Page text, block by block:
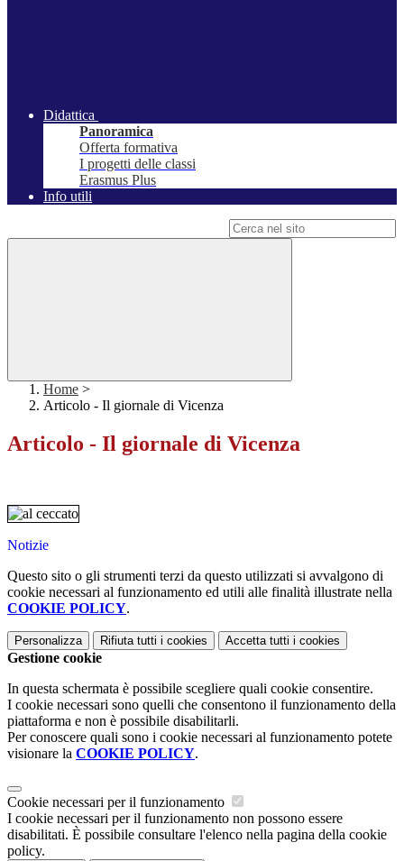
Didattica
Panoramica
Offerta formativa
I progetti delle classi
Erasmus Plus
Info utili
Home >
Articolo - Il giornale di Vicenza
Articolo - Il giornale di Vicenza
Notizie
Questo sito o gli strumenti terzi da questo utilizzati si avvalgono di
cookie necessari al funzionamento ed utili alle finalità illustrate nella
COOKIE POLICY.
Personalizza Rifiuta tutti i cookies Accetta tutti i cookies
Gestione cookie
In questa schermata è possibile scegliere quali cookie consentire.
I cookie necessari sono quelli che consentono il funzionamento della
piattaforma e non è possibile disabilitarli.
Per conoscere quali sono i cookie necessari al funzionamento potete
visionare la COOKIE POLICY.
Cookie necessari per il funzionamento
I cookie necessari per il funzionamento non possono essere
disabilitati. È possibile consultare l'elenco nella pagina della cookie
policy.